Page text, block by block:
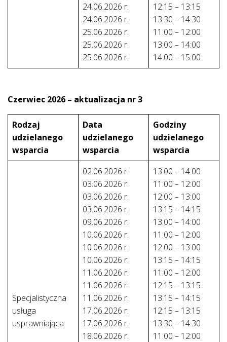
24.06.2026 r.
24.06.2026 r.
25.06.2026 r.
25.06.2026 r.
25.06.2026 r.
12:15 – 13:15
13:30 – 14:30
11:00 – 12:00
13:00 – 14:00
14:00 – 15:00
Czerwiec 2026 – aktualizacja nr 3
Rodzaj
udzielanego
wsparcia
Data
udzielanego
wsparcia
Godziny
udzielanego
wsparcia
Specjalistyczna
usługa
usprawniająca
02.06.2026 r.
03.06.2026 r.
03.06.2026 r.
03.06.2026 r.
09.06.2026 r.
10.06.2026 r.
10.06.2026 r.
10.06.2026 r.
11.06.2026 r.
11.06.2026 r.
11.06.2026 r.
17.06.2026 r.
17.06.2026 r.
18.06.2026 r.
13:00 – 14:00
11:00 – 12:00
12:00 – 13:00
13:15 – 14:15
13:00 – 14:00
11:00 – 12:00
12:00 – 13:00
13:15 – 14:15
11:00 – 12:00
12:15 – 13:15
13:15 – 14:15
12:15 – 13:15
13:30 – 14:30
11:00 – 12:00